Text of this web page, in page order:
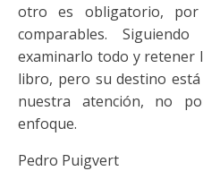
otro es obligatorio,
comparables.
examinarlo todo y retener
libro, pero su destino
nuestra atención, no
enfoque.
Pedro Puigvert